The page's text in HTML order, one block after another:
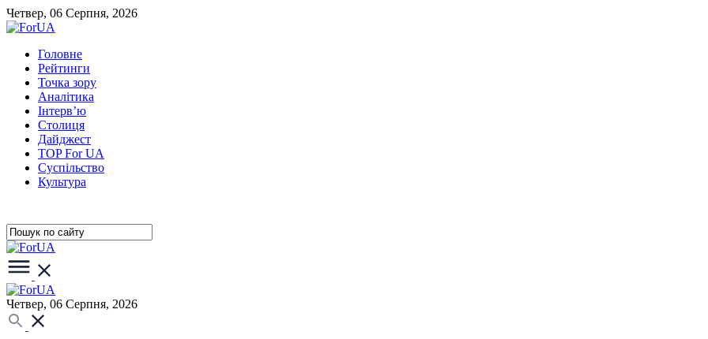
Четвер, 06 Серпня, 2026
Головне
Рейтинги
Точка зору
Аналітика
Інтерв’ю
Столиця
Дайджест
TOP For UA
Суспiльство
Культура
Четвер, 06 Серпня, 2026